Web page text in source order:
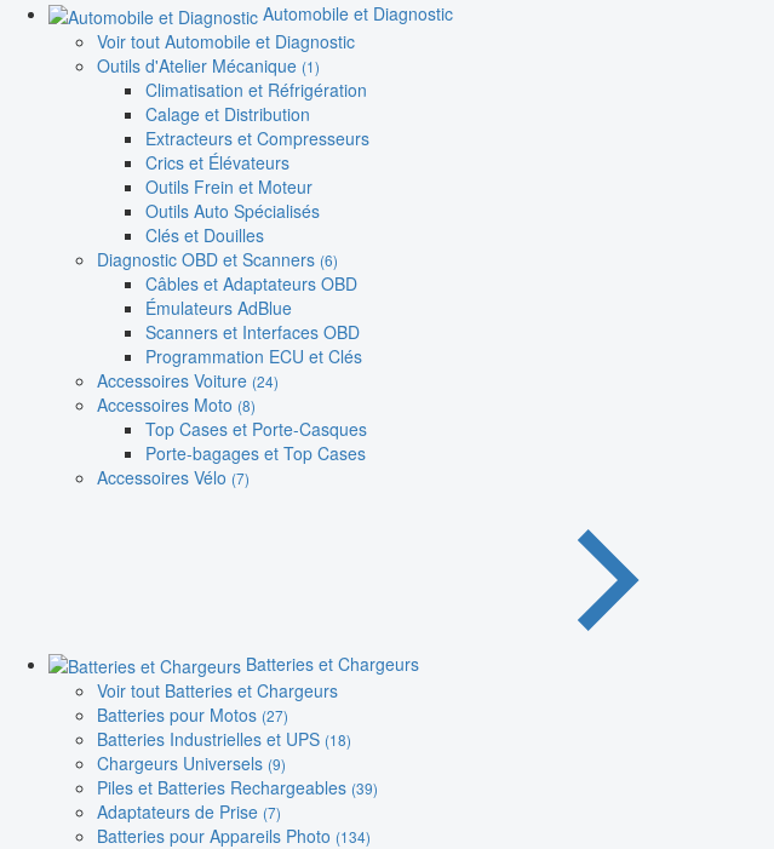
Automobile et Diagnostic
Voir tout Automobile et Diagnostic
Outils d'Atelier Mécanique (1)
Climatisation et Réfrigération
Calage et Distribution
Extracteurs et Compresseurs
Crics et Élévateurs
Outils Frein et Moteur
Outils Auto Spécialisés
Clés et Douilles
Diagnostic OBD et Scanners (6)
Câbles et Adaptateurs OBD
Émulateurs AdBlue
Scanners et Interfaces OBD
Programmation ECU et Clés
Accessoires Voiture (24)
Accessoires Moto (8)
Top Cases et Porte-Casques
Porte-bagages et Top Cases
Accessoires Vélo (7)
Batteries et Chargeurs
Voir tout Batteries et Chargeurs
Batteries pour Motos (27)
Batteries Industrielles et UPS (18)
Chargeurs Universels (9)
Piles et Batteries Rechargeables (39)
Adaptateurs de Prise (7)
Batteries pour Appareils Photo (134)